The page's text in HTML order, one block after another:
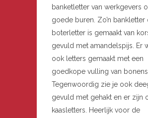
banketletter van werkgevers
goede buren. Zo’n bankletter
boterletter is gemaakt van
gevuld met amandelspijs. Er
ook letters gemaakt met een
goedkope vulling van
Tegenwoordig zie je ook
gevuld met gehakt en er zijn
kaasletters. Heerlijk voor de